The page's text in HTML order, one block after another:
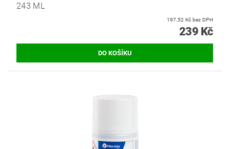
243 ML
197,52 Kč bez DPH
239 Kč